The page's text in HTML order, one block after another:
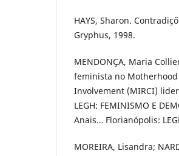
HAYS, Sharon.
Gryphus, 1998.
MENDONÇA, Maria
feminista no
Involvement (MIRCI)
LEGH: FEMINISMO E
Anais… Florianópolis:
MOREIRA, Lisandra;